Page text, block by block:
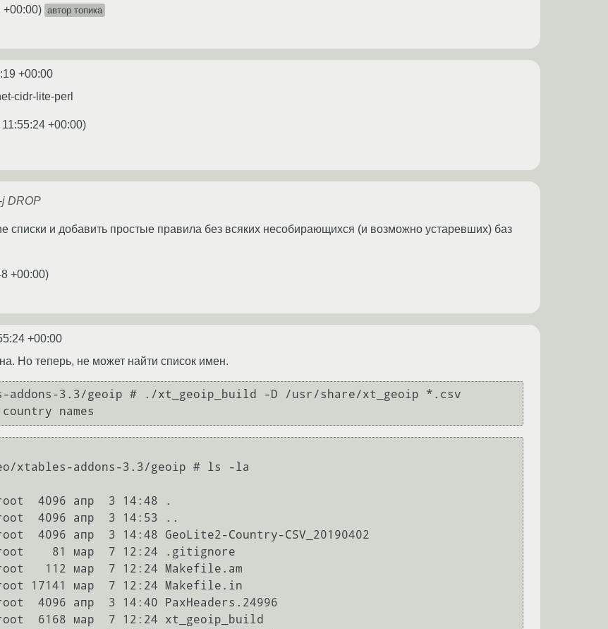
+00:00) автор топика
+00:00
cidr-lite-perl
+00:00)
j DROP
списки и добавить простые правила без всяких несобирающихся (и возможно устаревших) баз
+00:00)
+00:00
Но теперь, не может найти список имен.
addons-3.3/geoip # ./xt_geoip_build -D /usr/share/xt_geoip *.csv
xtables-addons-3.3/geoip # ls -la
4096 апр  3 14:48 .
4096 апр  3 14:53 ..
4096 апр  3 14:48 GeoLite2-Country-CSV_20190402
81 мар  7 12:24 .gitignore
112 мар  7 12:24 Makefile.am
17141 мар  7 12:24 Makefile.in
4096 апр  3 14:40 PaxHeaders.24996
6168 мар  7 12:24 xt_geoip_build